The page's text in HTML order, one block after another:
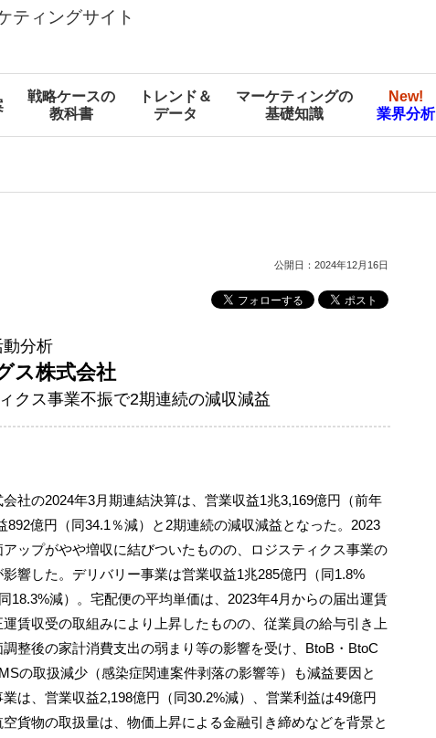
ティングサイト
戦略ケースの
教科書
トレンド＆
データ
マーケティングの
基礎知識
New!
業界分析
公開日：2024年12月16日
分析
ス株式会社
クス事業不振で2期連続の減収減益
社の2024年3月期連結決算は、営業収益1兆3,169億円（前年
892億円（同34.1％減）と2期連続の減収減益となった。2023
ップがやや増収に結びついたものの、ロジスティクス事業の
響した。デリバリー事業は営業収益1兆285億円（同1.8%
18.3%減）。宅配便の平均単価は、2023年4月からの届出運賃
賃収受の取組みにより上昇したものの、従業員の給与引き上
整後の家計消費支出の弱まり等の影響を受け、BtoB・BtoC
の取扱減少（感染症関連案件剥落の影響等）も減益要因と
は、営業収益2,198億円（同30.2%減）、営業利益は49億円
貨物の取扱量は、物価上昇による金融引き締めなどを背景と